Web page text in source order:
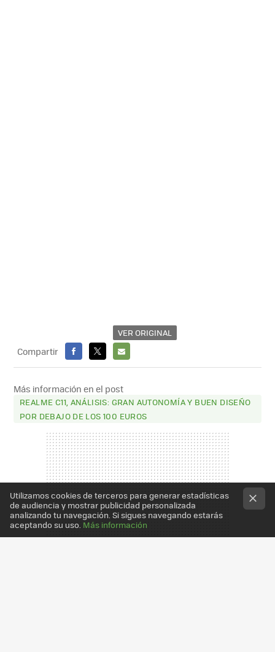
VER ORIGINAL
Compartir
FACEBOOK
X
E-
MAIL
Más información en el post
REALME C11, ANÁLISIS: GRAN AUTONOMÍA Y BUEN DISEÑO
POR DEBAJO DE LOS 100 EUROS
Utilizamos cookies de terceros para generar estadísticas
de audiencia y mostrar publicidad personalizada
analizando tu navegación. Si sigues navegando estarás
aceptando su uso. Más información